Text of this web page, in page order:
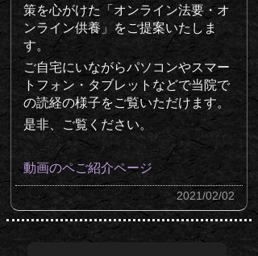
策を心がけた「オンライン法要・オ
ンライン供養」をご提案いたしま
す。
ご自宅にいながらパソコンやスマー
トフォン・タブレットなどで当院で
の読経の様子をご覧いただけます。
是非、ご覧ください。
動画のペご紹介ページ
2021/02/02